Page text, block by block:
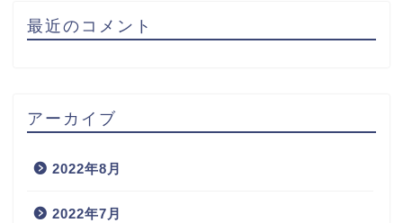
最近のコメント
アーカイブ
2022年8月
2022年7月